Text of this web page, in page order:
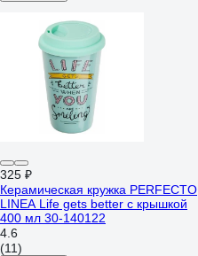
325 ₽
Керамическая кружка PERFECTO
LINEA Life gets better с крышкой
400 мл 30-140122
4.6
(11)